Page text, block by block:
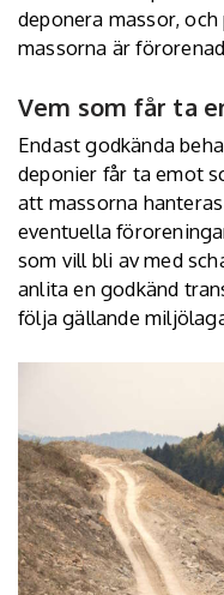
deponera massor,
massorna är
Vem som får ta
Endast godkända
deponier får ta emot
att massorna
eventuella
som vill bli av med
anlita en godkänd
följa gällande